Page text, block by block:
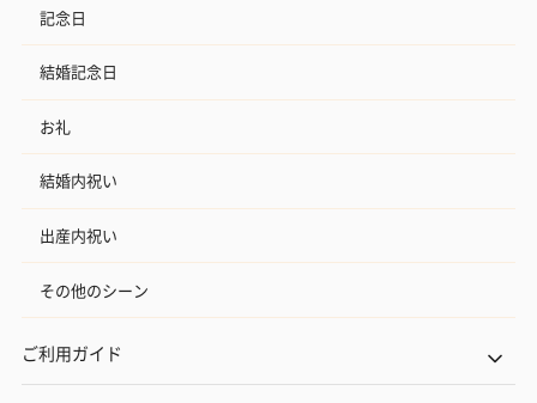
記念日
結婚記念日
お礼
結婚内祝い
出産内祝い
その他のシーン
ご利用ガイド